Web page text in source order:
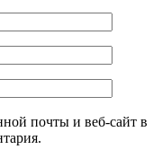
почты и веб-сайт в